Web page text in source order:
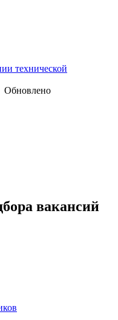
технической
Обновлено
вакансий